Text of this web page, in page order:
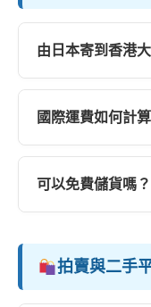
累積滿
累積滿
累積滿
*註：優惠只適用於達
不會延長 7 日限期。
注意：訂單一
但在等待店家確認
由日本寄到香港
貨物到達日本倉庫
我們的固定貨期如
逢星期二：日
逢星期三：日
逢星期四/五：
國際運費如何計
國際運費會在貨品
度後確實。我們提
豐網點、順豐上門
接參閱我們的運費
可以免費儲貨嗎
費儲貨期。期間所
天仍未付款或取貨
拍賣與二手